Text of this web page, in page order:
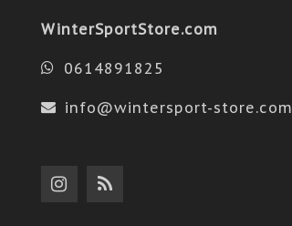
WinterSportStore.com
0614891825
info@wintersport-store.com